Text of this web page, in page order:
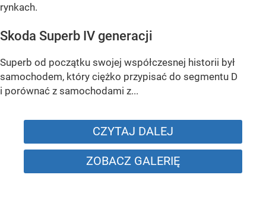
rynkach.
Skoda Superb IV generacji
Superb od początku swojej współczesnej historii był
samochodem, który ciężko przypisać do segmentu D
i porównać z samochodami z...
CZYTAJ DALEJ
ZOBACZ GALERIĘ